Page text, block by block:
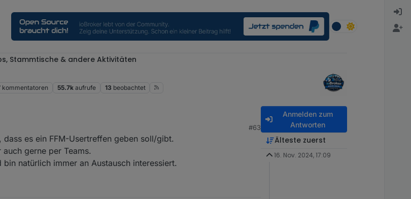
Stammtische & andere Aktivitäten
kommentatoren 55.7k aufrufe 13 beobachtet
#63
es ein FFM-Usertreffen geben soll/gibt.
gerne per Teams.
natürlich immer an Austausch interessiert.
Anmelden zum
Antworten
Älteste zuerst
16. Nov. 2024, 17:09